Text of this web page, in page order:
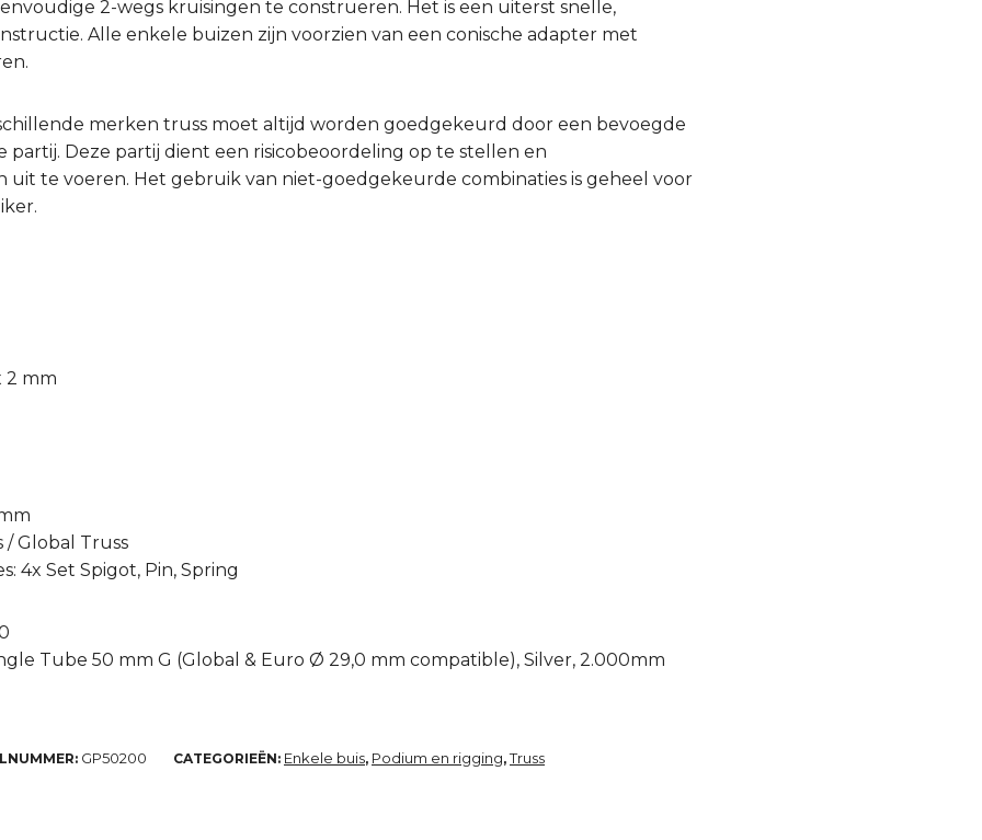
2-wegs kruisingen te construeren. Het is een uiterst snelle,
Alle enkele buizen zijn voorzien van een conische adapter met
merken truss moet altijd worden goedgekeurd door een bevoegde
partij. Deze partij dient een risicobeoordeling op te stellen en
te voeren. Het gebruik van niet-goedgekeurde combinaties is geheel voor
2 mm
Global Truss
4x Set Spigot, Pin, Spring
Tube 50 mm G (Global & Euro Ø 29,0 mm compatible), Silver, 2.000mm
GP50200 CATEGORIEËN: Enkele buis, Podium en rigging,Truss